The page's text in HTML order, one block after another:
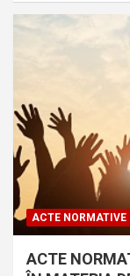
ACTE NORMATIVE
ACTE